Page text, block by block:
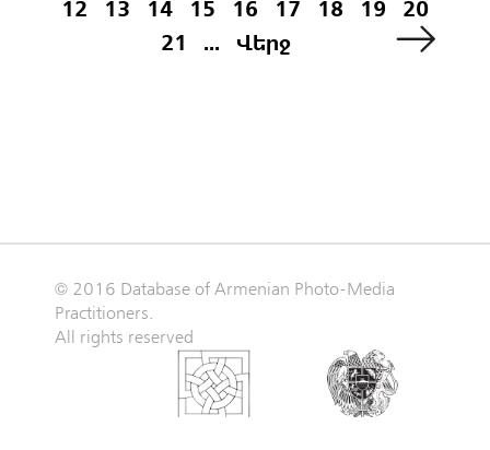
12
13 14 15 16 17 18 19
20
21
... Վերջ
© 2016 Database of Armenian Photo-Media
Practitioners.
All rights reserved